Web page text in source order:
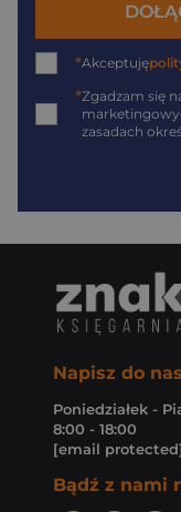
*Akceptuję
*Zgadzam się
zasadach
Napisz do nas
Poniedziałek -
8:00 - 18:00
[email
Bądź z nami